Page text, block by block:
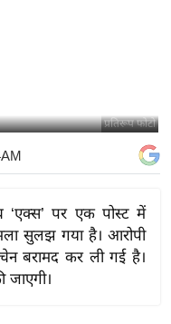
प्रतिरूप फोटो
‘एक्स’ पर एक पोस्ट में
सुलझ गया है। आरोपी
बरामद कर ली गई है।